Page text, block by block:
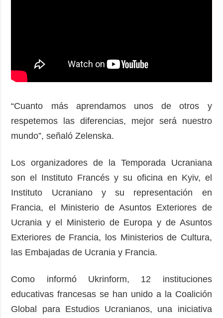
“Cuanto más aprendamos unos de otros y
respetemos las diferencias, mejor será nuestro
mundo”, señaló Zelenska.
Los organizadores de la Temporada Ucraniana
son el Instituto Francés y su oficina en Kyiv, el
Instituto Ucraniano y su representación en
Francia, el Ministerio de Asuntos Exteriores de
Ucrania y el Ministerio de Europa y de Asuntos
Exteriores de Francia, los Ministerios de Cultura,
las Embajadas de Ucrania y Francia.
Como informó Ukrinform, 12 instituciones
educativas francesas se han unido a la Coalición
Global para Estudios Ucranianos, una iniciativa